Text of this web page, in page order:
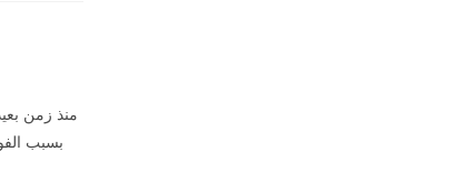
منذ زمن
بسبب